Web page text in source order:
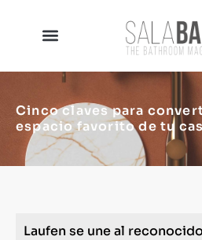
Cinco claves para
espacio favorito de tu
Laufen se une al